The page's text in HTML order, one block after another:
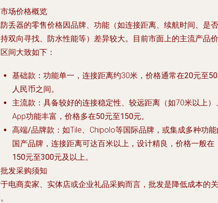
场价格概览
丢器的零售价格因品牌、功能（如连接距离、续航时间、是否
双向寻找、防水性能等）差异较大。目前市面上的主流产品价
间大致如下：
基础款 ：功能单一，连接距离约30米，价格通常在20元至
人民币之间。
主流款 ：具备较好的连接稳定性、较远距离（如70米以上）
App功能丰富，价格多在50元至150元。
高端/品牌款 ：如Tile、Chipolo等国际品牌，或集成多种功
国产品牌，连接距离可达百米以上，设计精良，价格一般在
150元至300元及以上。
发采购须知
电商卖家、实体店或企业礼品采购而言，批发是降低成本的关